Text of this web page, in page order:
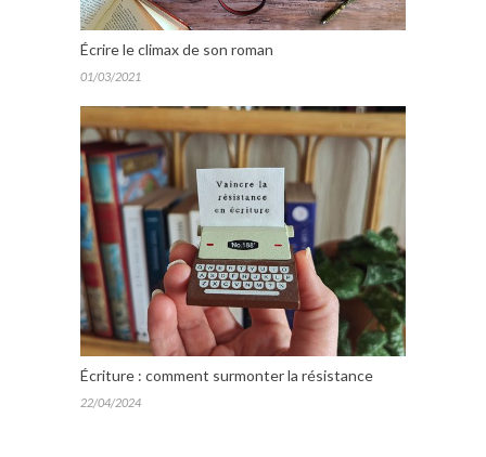
Écrire le climax de son roman
01/03/2021
Écriture : comment surmonter la résistance
22/04/2024